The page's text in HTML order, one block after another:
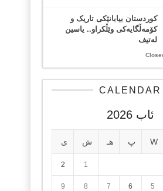
کوردستان بیابانێکی تاریک و
کۆمەڵگایەکی وێڵکراو.. یاسین
لەتیف
CALENDAR
ئاب 2026
W پ هـ ش ی
1
2
5
6
7
8
9